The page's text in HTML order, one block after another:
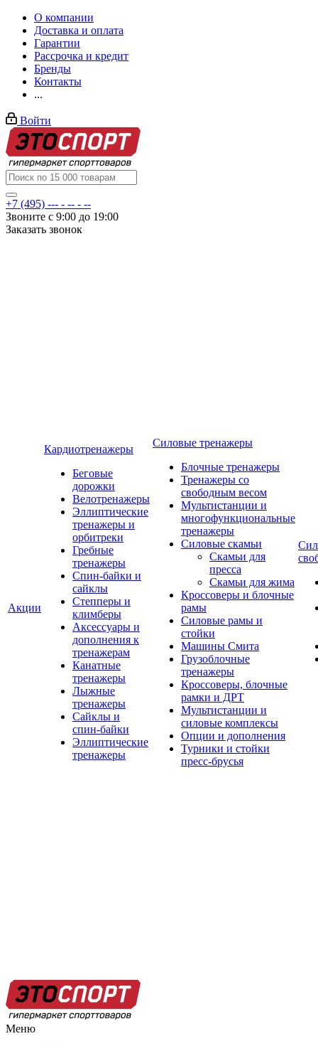
О компании
Доставка и оплата
Гарантии
Рассрочка и кредит
Бренды
Контакты
...
Войти
+7 (495) --- - -- - --
Звоните с 9:00 до 19:00
Заказать звонок
Акции
Кардиотренажеры
Беговые
дорожки
Велотренажеры
Эллиптические
тренажеры и
орбитреки
Гребные
тренажеры
Спин-байки и
сайклы
Степперы и
климберы
Аксессуары и
дополнения к
тренажерам
Канатные
тренажеры
Лыжные
тренажеры
Сайклы и
спин-байки
Эллиптические
тренажеры
Силовые тренажеры
Блочные тренажеры
Тренажеры со
свободным весом
Мультистанции и
многофункциональные
тренажеры
Силовые скамьи
Скамьи для
пресса
Скамьи для жима
Кроссоверы и блочные
рамы
Силовые рамы и
стойки
Машины Смита
Грузоблочные
тренажеры
Кроссоверы, блочные
рамки и ДРТ
Мультистанции и
силовые комплексы
Опции и дополнения
Турники и стойки
пресс-брусья
Меню